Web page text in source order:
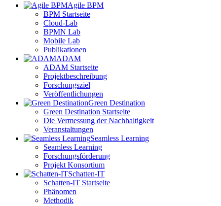
Agile BPM
BPM Startseite
Cloud-Lab
BPMN Lab
Mobile Lab
Publikationen
ADAM
ADAM Startseite
Projektbeschreibung
Forschungsziel
Veröffentlichungen
Green Destination
Green Destination Startseite
Die Vermessung der Nachhaltigkeit
Veranstaltungen
Seamless Learning
Seamless Learning
Forschungsförderung
Projekt Konsortium
Schatten-IT
Schatten-IT Startseite
Phänomen
Methodik